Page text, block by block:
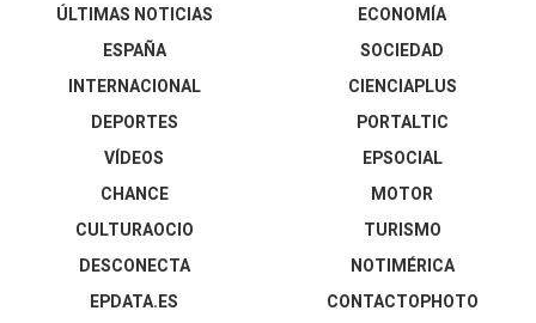
ÚLTIMAS NOTICIAS
ESPAÑA
INTERNACIONAL
DEPORTES
VÍDEOS
ECONOMÍA
SOCIEDAD
CIENCIAPLUS
PORTALTIC
EPSOCIAL
CHANCE
CULTURAOCIO
DESCONECTA
EPDATA.ES
MOTOR
TURISMO
NOTIMÉRICA
CONTACTOPHOTO